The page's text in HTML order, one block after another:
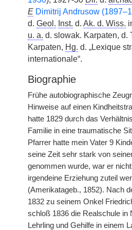
E Dimitrij Andrusow
d. Geol. Inst. d. Ak. d. Wiss.
u. a. d. slowak. Karpaten, d.
Karpaten, Hg. d. „Lexique
internationale“.
Biographie
Frühe autobiographische
Hinweise auf einen
hatte 1829 durch das
Familie in eine traumatische
Pfarrer hatte mein Vater 9
seine Zeit sehr stark von
genommen wurde, war er
irgendeine Erziehung zuteil
(Amerikatageb., 1852). Nach
1832 zu seinem Onkel
schloß 1836 die Realschule in
Lehrling und Gehilfe in einem